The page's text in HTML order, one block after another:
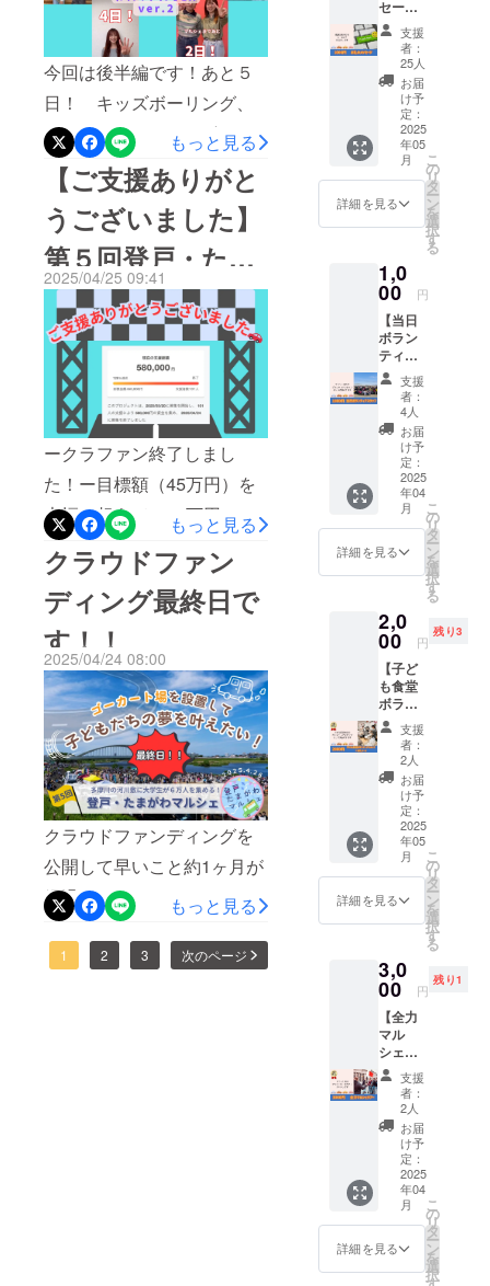
ト、ドリンクを販売しまし
た！その他にもフリーマー
ケット、ワークショップ、
降雨体験などなど多くの方
に楽しんでもらえるような
コンテンツを多数ご用意し
ました！当日は沢山の方に
ご来場いただきました。マ
ルシェに足を運んでくだ
さった皆さまありがとうご
ざいました！そして出展・
出店してくださった方、ス
テージに出演してくださっ
た方、クラウドファンディ
ングにご支援くださった
方、当日ボランティアで来
てくださった方などなど書
ききれないほど多くの方に
さまざまな形で支えられて
マルシェを開催することが
できました。皆さまと一緒
にマルシェを作り上げ、地
域を盛り上げることができ
たと実感しております。改
めて感謝申し上げます。多
摩SDCメンバーこれからも
多摩区ソーシャルデザイン
センターでは子ども食堂を
はじめ、様々なイベントを
企画して参ります。今後の
活動にもお力添えいただけ
セプトであった多くの「子
どもたちの夢を叶える」こ
とができたと実感していま
す。ゴーカートを乗車でき
るだけでなく、撮影スポッ
トも用意しました。スタッ
フのみんなでパシャリゴー
カートに乗車して楽しんで
いただけたのはもちろん、
ゴーカートに乗って楽しむ
お子さんをみてにっこりと
微笑みを浮かべる親御さん
の姿を見てこちらまで幸せ
な気持ちになりました。今
年度のマルシェが、この
ゴーカート場が、みなさん
の思い出の一ページになっ
ていたら嬉しいです。改め
てクラウドファンディング
にご支援、ご協力下さった
みなさん、本当にありがと
うございました！
今回は後半編です！あと５
日！ キッズボーリング、
ヨーヨー、スーパーボー
ル、駄菓子屋さん体験、
ゴーカート、動物園のブー
スがあります！子どもたち
に楽しんでいただけるよう
なエリアになっています！
全エリア制覇してみて
は！？思いっきり楽しんで
素敵な思い出を残していっ
てください！あと4日！ フ
リーマーケット地域の方
が、お家に眠るお宝やハン
ドメイド品を販売します！
あなたの欲しかったものが
手に入るかもしれませ
ん！？是非ご立ち寄り下さ
さん『ロバ隊長』は認知症
サポーターキャラバンのマ
スコットです！当日は一緒
に認知症について学びなが
らロバさんを作りましょ
う！ぜひお越しくださ
い！ あと2日！ 外部飲食
物販約40店舗の地域の飲食
店やお店に出店していただ
食べたかったものが見つか
もっと見る
【ご支援ありがと
うございました】
第５回登戸・たま
がわマルシェ明日
開催です！
2025/04/25 09:41
ークラファン終了しまし
た！ー目標額（45万円）を
大幅に超えて、58万円のご
支援をいただきました！支
援者はなんと101名！誠にあ
りがとうございます。関係
者一同、心から感謝いたし
ます。リターンにつきまし
ては、順次対応させていた
だきます。ーいよいよ明日
マルシェ開催！ー現在、明
日（4月26日）本番に向けた
最後の準備に取り掛かって
おります。沢山の時間をか
けて準備してきたこのイベ
ントを、子どもから大人ま
で多くの方に楽しんで頂き
たいです！多摩川の河川敷
もっと見る
クラウドファン
ディング最終日で
す！！
2025/04/24 08:00
クラウドファンディングを
公開して早いこと約1ヶ月が
経過しました。ついにこの
クラウドファンディングは
今日が最終日です！みなさ
もっと見る
1 2 3 次のページ
生メンバー
は30人を超
えます。
川崎市多摩
区、区役所1
階に事務所
を構えてい
ます。地域
地域に貢献
したい方、
地域をもっ
と楽しみた
い方、お気
軽にお越し
ください。
セー
ジ】 多
摩SDC
の学生
メン
バーよ
り、真
心を込
めてお
礼メッ
セージ
を送ら
せてい
ただき
■お礼
メー
ル…
CAMPF
IREでの
メッ
セージ
機能か
ら送信
いたし
ますの
で、登
録メー
ルアド
レスに
受信し
ます。
可能で
す。応
援の気
持ちの
上乗せ
大歓迎
です！
【注意
事項】
・イベ
ント当
日、雨
天時は
4/27(日)
に順延
となり
ます。
も、開
催当日
や、注
意報・
警報級
の気象
予報が
出され
た場
合、主
催者の
判断で
イベン
トを中
る場合
があり
支援
者：
25人
お届
け予
定：
2025
年05
月
詳細を見る
こ
の
リ
タ
ー
ン
を
選
択
す
る
1,0
00 円
【当日
ボラン
ティア
スタッ
フ権】
第5回登
戸・た
まがわ
マル
シェ当
日の運
営に関
わって
いただ
きま
す。
手段】
・
CAMPF
IREでの
メッ
セージ
機能か
ら集合
時間・
場所等
を連絡
いたし
ます。
登録
メール
アドレ
スに受
ト当日
の連絡
手段と
して、
電話を
使用す
る場合
があり
ます。
そのた
め、連
絡先
（お届
け先）
の記入
が必要
です。
支援
者：
4人
お届
け予
定：
2025
年04
月
詳細を見る
こ
の
リ
タ
ー
ン
を
選
択
す
る
2,0
00 円
残り3
【子ど
も食堂
ボラン
ティア
スタッ
フ＋お
礼の
メー
ル】 毎
月第3木
曜日に
開催さ
れる子
ども食
堂のボ
ラン
ができ
ます。
【注意
事項
①】 ・
子ども
食堂当
日、
16:45~
19:30頃
まで参
加でき
る方に
限らせ
ていた
だきま
す。 ・
支援
者：
2人
お届
け予
定：
2025
年05
月
詳細を見る
こ
の
リ
タ
ー
ン
を
選
択
す
る
3,0
00 円
残り1
【全力
マル
シェガ
イド】
当日に
マル
シェの
会場を1
周して
各コン
テンツ
をガイ
ドしま
す。
【注意
事項】
支援
者：
2人
お届
け予
定：
2025
年04
月
詳細を見る
こ
の
リ
タ
ー
ン
を
選
択